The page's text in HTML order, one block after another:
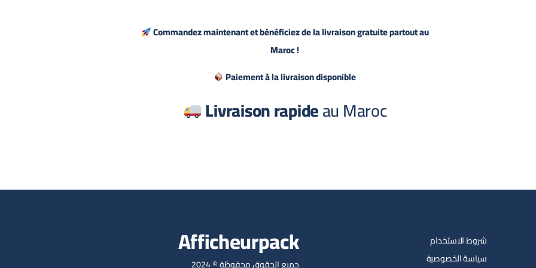
Commandez maintenant et bénéficiez de la livraison gratuite partout au
Maroc !
Paiement à la livraison disponible
Livraison rapideau Maroc
شروط الاستخدام
سياسة الخصوصية
Afficheurpack
جميع الحقوق محفوظة © 2024